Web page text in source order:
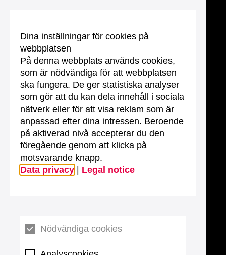
Dina inställningar för cookies på
webbplatsen
På denna webbplats används cookies,
som är nödvändiga för att webbplatsen
ska fungera. De ger statistiska analyser
som gör att du kan dela innehåll i sociala
nätverk eller för att visa reklam som är
anpassad efter dina intressen. Beroende
på aktiverad nivå accepterar du den
föregående genom att klicka på
motsvarande knapp.
Data privacy
Legal notice
Nödvändiga cookies